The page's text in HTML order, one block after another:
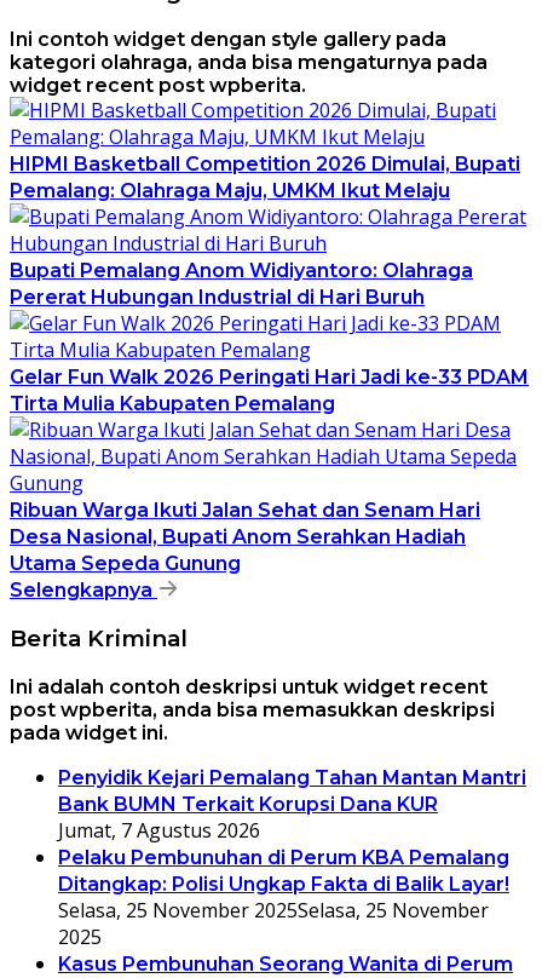
Ini contoh widget dengan style gallery pada
kategori olahraga, anda bisa mengaturnya pada
widget recent post wpberita.
HIPMI Basketball Competition 2026 Dimulai, Bupati
Pemalang: Olahraga Maju, UMKM Ikut Melaju
Bupati Pemalang Anom Widiyantoro: Olahraga
Pererat Hubungan Industrial di Hari Buruh
Gelar Fun Walk 2026 Peringati Hari Jadi ke-33 PDAM
Tirta Mulia Kabupaten Pemalang
Ribuan Warga Ikuti Jalan Sehat dan Senam Hari
Desa Nasional, Bupati Anom Serahkan Hadiah
Utama Sepeda Gunung
Selengkapnya
Berita Kriminal
Ini adalah contoh deskripsi untuk widget recent
post wpberita, anda bisa memasukkan deskripsi
pada widget ini.
Penyidik Kejari Pemalang Tahan Mantan Mantri
Bank BUMN Terkait Korupsi Dana KUR
Jumat, 7 Agustus 2026
Pelaku Pembunuhan di Perum KBA Pemalang
Ditangkap: Polisi Ungkap Fakta di Balik Layar!
Selasa, 25 November 2025Selasa, 25 November
2025
Kasus Pembunuhan Seorang Wanita di Perum